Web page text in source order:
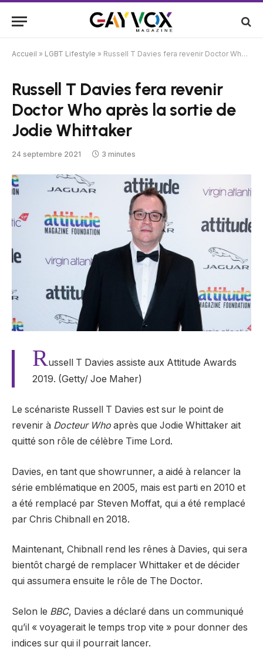
Accueil » LGBT Lifestyle » Russell T Davies fera revenir Doctor Who après la sortie de Jodie Whittaker
Russell T Davies fera revenir
Doctor Who après la sortie de
Jodie Whittaker
24 septembre 2021 3 minutes
Russell T Davies assiste aux Attitude Awards
2019. (Getty/ Joe Maher)
Le scénariste Russell T Davies est sur le point de
revenir à Docteur Who après que Jodie Whittaker ait
quitté son rôle de célèbre Time Lord.
Davies, en tant que showrunner, a aidé à relancer la
série emblématique en 2005, mais est parti en 2010 et
a été remplacé par Steven Moffat, qui a été remplacé
par Chris Chibnall en 2018.
Maintenant, Chibnall rend les rênes à Davies, qui sera
bientôt chargé de remplacer Whittaker et de décider
qui assumera ensuite le rôle de The Doctor.
Selon le BBC, Davies a déclaré dans un communiqué
qu’il « voyagerait le temps trop vite » pour donner des
indices sur qui il pourrait lancer.